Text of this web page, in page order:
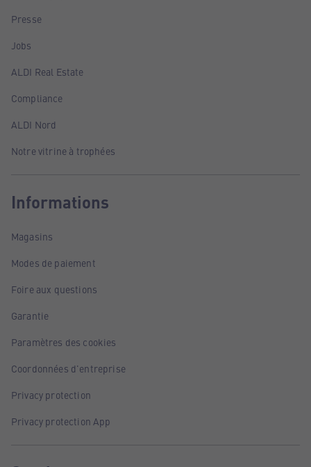
Presse
Jobs
ALDI Real Estate
Compliance
ALDI Nord
Notre vitrine à trophées
Informations
Magasins
Modes de paiement
Foire aux questions
Garantie
Paramètres des cookies
Coordonnées d'entreprise
Privacy protection
Privacy protection App